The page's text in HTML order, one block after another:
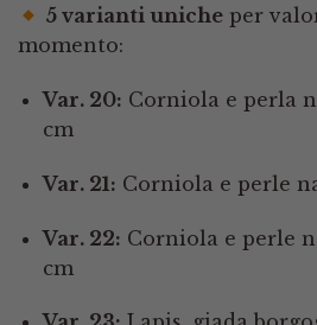
5 varianti uniche per
momento:
Var. 20: Corniola e perla
cm
Var. 21: Corniola e perle
Var. 22: Corniola e perle
cm